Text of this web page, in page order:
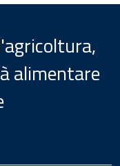
alimentare